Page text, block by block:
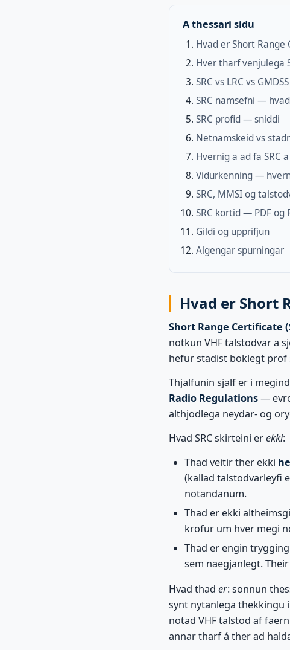
A thessari sidu
Hvad er Short Range
Hver tharf venjulega
SRC vs LRC vs
SRC namsefni —
SRC profid — sniddi
Netnamskeid vs
Hvernig a ad fa SRC
Vidurkenning —
SRC, MMSI og
SRC kortid — PDF og
Gildi og upprifjun
Algengar spurningar
Hvad er Short
Short Range Certificate
notkun VHF talstodvar a
hefur stadist boklegt
Thjalfunin sjalf er i
Radio Regulations—
althjodlega neydar- og
Hvad SRC skirteini erekki:
Thad veitir ther ekki
(kallad talstodvarleyfi
notandanum.
Thad er ekki
krofur um hver megi
Thad er engin
sem naegjanlegt.
Hvad thad er: sonnun
synt nytanlega thekkingu
notad VHF talstod af
annar tharf á ther ad